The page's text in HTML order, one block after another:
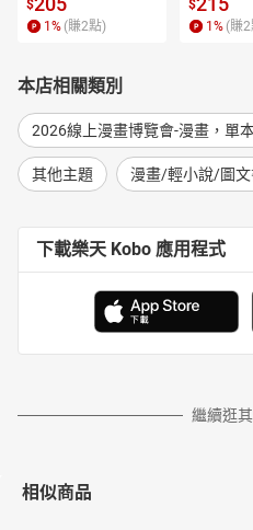
$
1 % (賺2點)
$
1 % (賺2
本店相關類別
2026線上漫畫博覽會-漫畫，單
其他主題 漫畫/輕小說/圖
下載樂天 Kobo 應用程式
繼續逛
相似商品